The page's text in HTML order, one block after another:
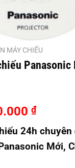
MÁY CHIẾU
Panasonic
₫.
₫Giá
tại
là:
24h
Mới,